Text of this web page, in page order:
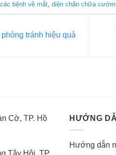
bệnh về mắt, diện chẩn chữa
tránh hiệu quả
Cờ, TP. Hồ
Tây Hội, TP.
HƯỚNG
Hướng dẫn